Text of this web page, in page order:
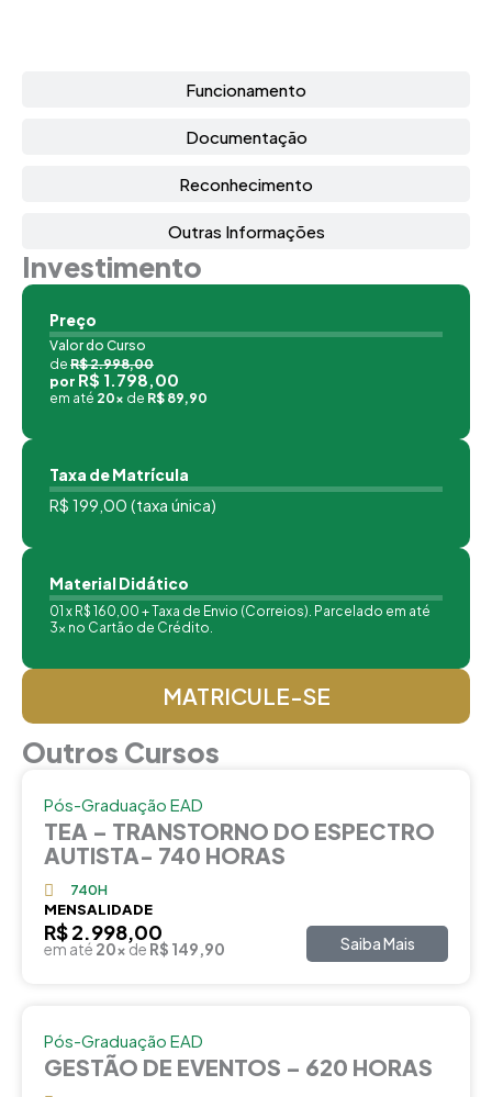
Funcionamento
Documentação
Reconhecimento
Outras Informações
Investimento
Preço
Valor do Curso
de R$ 2.998,00
por R$ 1.798,00
em até 20x de R$ 89,90
Taxa de Matrícula
R$ 199,00 (taxa única)
Material Didático
01 x R$ 160,00 + Taxa de Envio (Correios). Parcelado em até
3x no Cartão de Crédito.
MATRICULE-SE
Outros Cursos
Pós-Graduação EAD
TEA – TRANSTORNO DO ESPECTRO
AUTISTA- 740 HORAS
740H
MENSALIDADE
R$ 2.998,00
em até 20xde R$ 149,90 Saiba Mais
Pós-Graduação EAD
GESTÃO DE EVENTOS – 620 HORAS